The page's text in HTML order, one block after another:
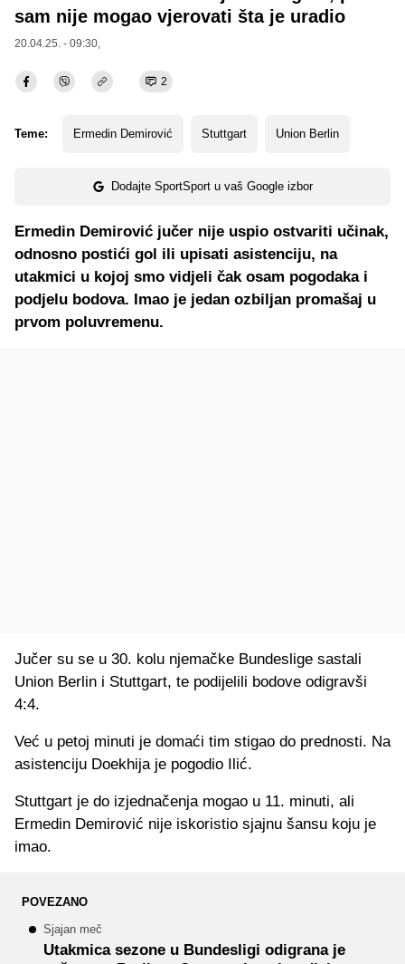
sam nije mogao vjerovati šta je uradio
20.04.25. - 09:30,
2
Teme: Ermedin Demirović Stuttgart Union Berlin
Dodajte SportSport u vaš Google izbor
Ermedin Demirović jučer nije uspio ostvariti učinak,
odnosno postići gol ili upisati asistenciju, na
utakmici u kojoj smo vidjeli čak osam pogodaka i
podjelu bodova. Imao je jedan ozbiljan promašaj u
prvom poluvremenu.
Jučer su se u 30. kolu njemačke Bundeslige sastali
Union Berlin i Stuttgart, te podijelili bodove odigravši
4:4.
Već u petoj minuti je domaći tim stigao do prednosti. Na
asistenciju Doekhija je pogodio Ilić.
Stuttgart je do izjednačenja mogao u 11. minuti, ali
Ermedin Demirović nije iskoristio sjajnu šansu koju je
imao.
POVEZANO
Sjajan meč
Utakmica sezone u Bundesligi odigrana je